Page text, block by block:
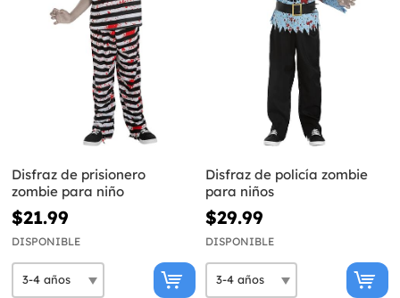
Disfraz de prisionero
zombie para niño
$21.99
DISPONIBLE
Disfraz de policía zombie
para niños
$29.99
DISPONIBLE